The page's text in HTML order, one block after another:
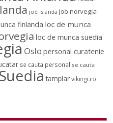
job islanda job norvegia
finlanda loc de munca
loc de munca suedia
Oslo personal curatenie
se cauta personal se cauta
tamplar vikingi.ro